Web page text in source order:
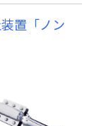
置「ノン